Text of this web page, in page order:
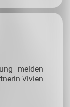
melden
Vivien